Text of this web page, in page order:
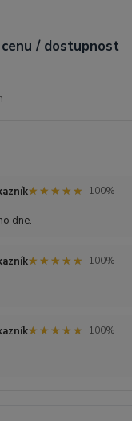
/ dostupnost
★★★★★
★★★★★
100%
dne.
★★★★★
★★★★★
100%
★★★★★
★★★★★
100%